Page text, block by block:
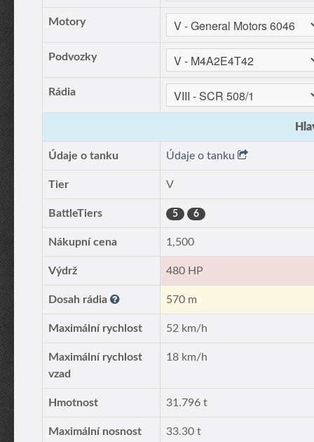
Motory
Podvozky
Rádia
Údaje o tanku Údaje o tanku
Tier V
BattleTiers 5 6
Nákupní cena 1,500
Výdrž 480 HP
Dosah rádia 570 m
Maximální rychlost 52 km/h
Maximální rychlost
vzad
18 km/h
Hmotnost 31.796 t
Maximální nosnost 33.30 t